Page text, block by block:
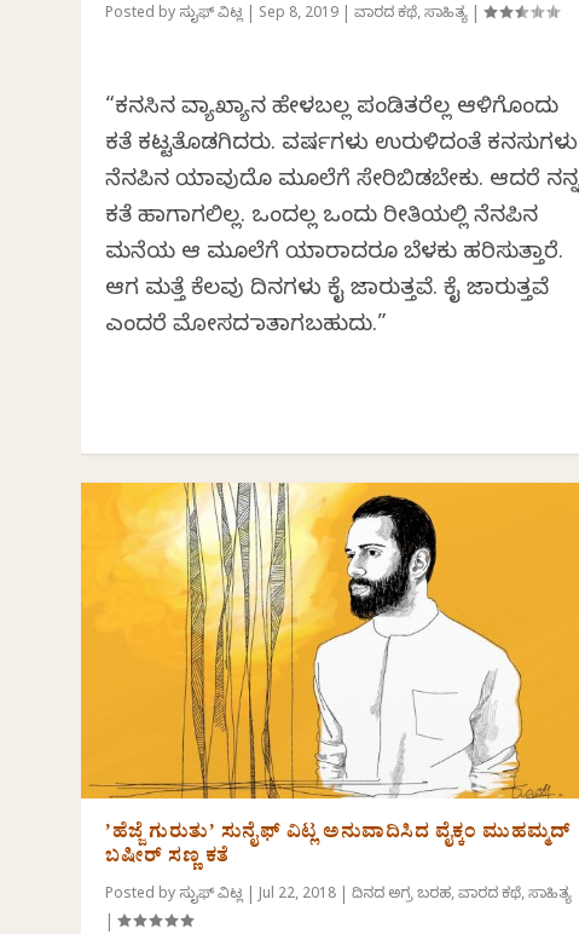
Posted by ಸುನೈಫ್ ವಿಟ್ಲ| Sep 8, 2019 |ವಾರದ ಕಥೆ,ಸಾಹಿತ್ಯ |
“ಕನಸಿನ ವ್ಯಾಖ್ಯಾನ ಹೇಳಬಲ್ಲ ಪಂಡಿತರೆಲ್ಲ ಆಳಿಗೊಂದು
ಕತೆ ಕಟ್ಟತೊಡಗಿದರು. ವರ್ಷಗಳು ಉರುಳಿದಂತೆ ಕನಸುಗಳು
ನೆನಪಿನ ಯಾವುದೊ ಮೂಲೆಗೆ ಸೇರಿಬಿಡಬೇಕು. ಆದರೆ ನನ್ನ
ಕತೆ ಹಾಗಾಗಲಿಲ್ಲ. ಒಂದಲ್ಲ ಒಂದು ರೀತಿಯಲ್ಲಿ ನೆನಪಿನ
ಮನೆಯ ಆ ಮೂಲೆಗೆ ಯಾರಾದರೂ ಬೆಳಕು ಹರಿಸುತ್ತಾರೆ.
ಆಗ ಮತ್ತೆ ಕೆಲವು ದಿನಗಳು ಕೈ ಜಾರುತ್ತವೆ. ಕೈ ಜಾರುತ್ತವೆ
ಎಂದರೆ ಮೋಸದ ಮಾತಾಗಬಹುದು.”
’ಹೆಜ್ಜೆ ಗುರುತು’ ಸುನೈಫ್ ವಿಟ್ಲ ಅನುವಾದಿಸಿದ ವೈಕ್ಕಂ ಮುಹಮ್ಮದ್
ಬಷೀರ್ ಸಣ್ಣ ಕತೆ
Posted by ಸುನೈಫ್ ವಿಟ್ಲ |Jul 22, 2018 |ದಿನದ ಅಗ್ರ ಬರಹ,ವಾರದ ಕಥೆ,ಸಾಹಿತ್ಯ
|